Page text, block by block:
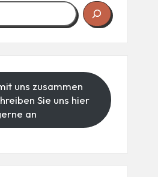
uns zusammen
Sie uns hier
an